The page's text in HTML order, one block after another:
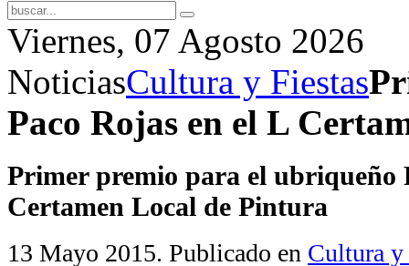
Viernes, 07 Agosto 2026
NoticiasCultura y Fiestas
Paco Rojas en el L
Primer premio para el ubriqueño
Certamen Local de Pintura
13 Mayo 2015. Publicado en Cultura y